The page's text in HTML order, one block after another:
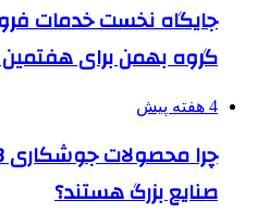
جایگاه نخست خدمات
گروه بهمن برای
4 هفته پیش
صنایع بزرگ هستند؟